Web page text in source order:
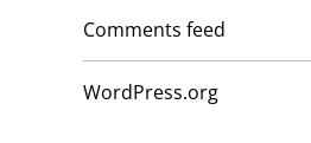
Comments feed
WordPress.org